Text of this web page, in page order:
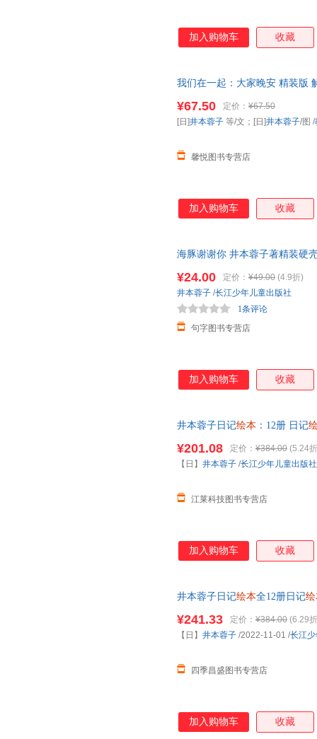
加入购物车 收藏
我们在一起：大家晚安 精装版
¥67.50 定价： ¥67.50
馨悦图书专营店
[日]井本蓉子 等/文；[日]井本蓉子/图 /
加入购物车 收藏
海豚谢谢你 井本蓉子著精装硬
惠，如有需联系在线客服
¥24.00 定价： ¥49.00 (4.9折)
句字图书专营店
1条评论
井本蓉子 /长江少年儿童出版社
加入购物车 收藏
井本蓉子日记绘本 ：12册 日记
¥201.08 定价： ¥384.00 (5.24
江莱科技图书专营店
【日】 井本蓉子 /长江少年儿童出版社
加入购物车 收藏
井本蓉子日记绘本全12册日记
服索取
¥241.33 定价： ¥384.00 (6.29
四季昌盛图书专营店
【日】 井本蓉子 /2022-11-01 /长江
加入购物车 收藏